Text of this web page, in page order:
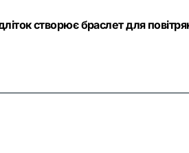
створює браслет для